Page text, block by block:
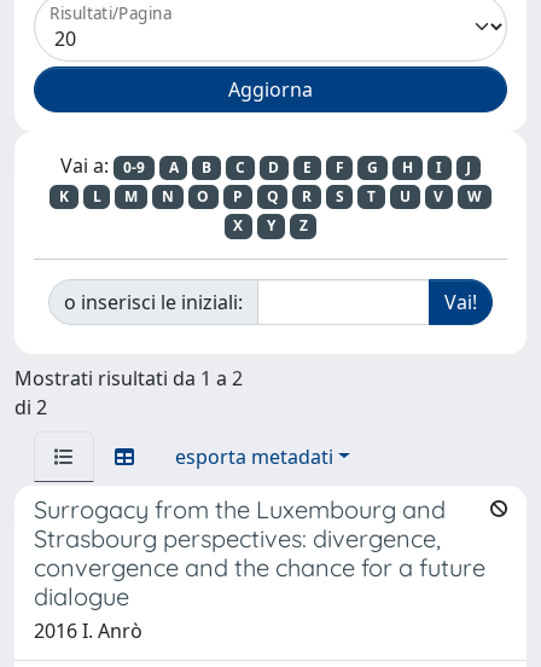
Risultati/Pagina
Vai a: 0-9 A B C D E F G H I
J
K
L M N O P Q R S T U V
W
X
Y Z
o inserisci le iniziali:
Mostrati risultati da 1 a 2
di 2
esporta metadati
Surrogacy from the Luxembourg and
Strasbourg perspectives: divergence,
convergence and the chance for a future
dialogue
2016 I. Anrò